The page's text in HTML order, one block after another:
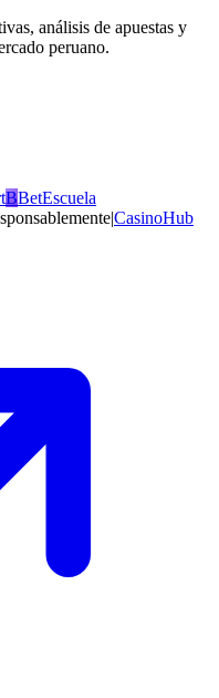
análisis de apuestas y
peruano.
BBetEscuela
|CasinoHub